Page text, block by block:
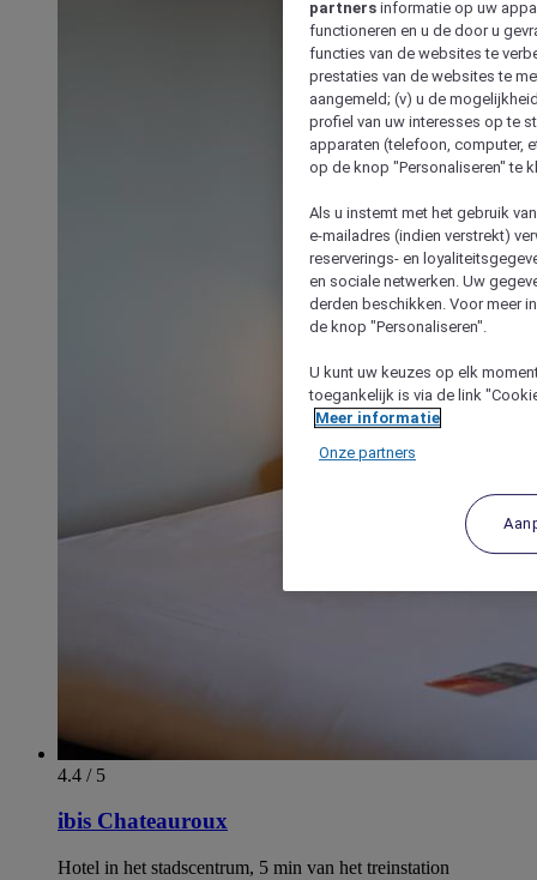
4.4 / 5
ibis Chateauroux
Hotel in het stadscentrum, 5 min van het treinstation
partners informatie op uw
functioneren en u de door u
functies van de websites te
prestaties van de websites te
aangemeld; (v) u de
profiel van uw interesses op te
apparaten (telefoon, computer,
op de knop "Personaliseren" te
Als u instemt met het gebruik
e-mailadres (indien verstrekt)
reserverings- en
en sociale netwerken. Uw
derden beschikken. Voor meer
de knop "Personaliseren".
U kunt uw keuzes op elk
toegankelijk is via de link
Meer informatie
Onze partners